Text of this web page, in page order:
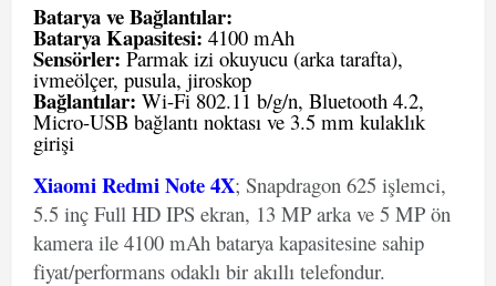
Batarya ve Bağlantılar:
Batarya Kapasitesi: 4100 mAh
Sensörler: Parmak izi okuyucu (arka tarafta),
ivmeölçer, pusula, jiroskop
Bağlantılar: Wi-Fi 802.11 b/g/n, Bluetooth 4.2,
Micro-USB bağlantı noktası ve 3.5 mm kulaklık
girişi
Xiaomi Redmi Note 4X; Snapdragon 625 işlemci,
5.5 inç Full HD IPS ekran, 13 MP arka ve 5 MP ön
kamera ile 4100 mAh batarya kapasitesine sahip
fiyat/performans odaklı bir akıllı telefondur.